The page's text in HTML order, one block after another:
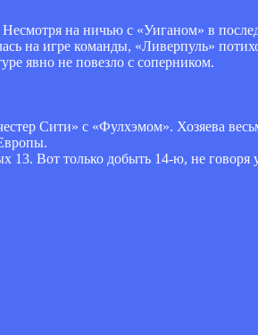
на ничью с «Уиганом» в
на игре команды, «Ливерпуль»
явно не повезло с соперником.
Сити» с «Фулхэмом». Хозяева
Вот только добыть 14-ю, не говоря